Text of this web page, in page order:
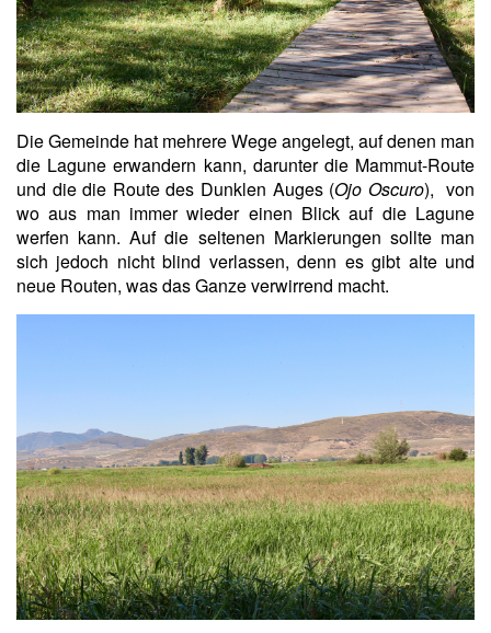
Die Gemeinde hat mehrere Wege angelegt, auf denen man
die Lagune erwandern kann, darunter die Mammut-Route
und die die Route des Dunklen Auges (Ojo Oscuro), von
wo aus man immer wieder einen Blick auf die Lagune
werfen kann. Auf die seltenen Markierungen sollte man
sich jedoch nicht blind verlassen, denn es gibt alte und
neue Routen, was das Ganze verwirrend macht.